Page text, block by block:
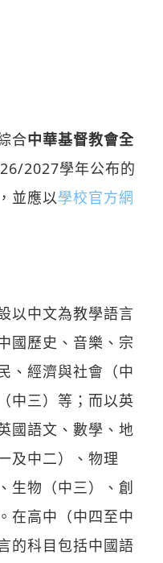
合中華基督教會全
2027學年公布的
並應以學校官方網
以中文為教學語言
國歷史、音樂、宗
、經濟與社會（中
中三）等；而以英
國語文、數學、地
及中二）、物理
生物（中三）、創
在高中（中四至中
的科目包括中國語